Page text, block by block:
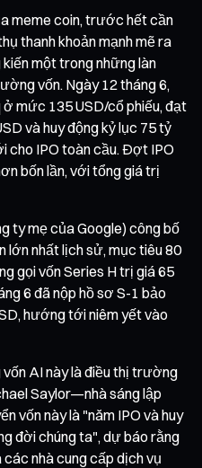
meme coin, trước hết cần
thanh khoản mạnh mẽ ra
một trong những làn
vốn. Ngày 12 tháng 6,
mức 135 USD/cổ phiếu, đạt
và huy động kỷ lục 75 tỷ
cho IPO toàn cầu. Đợt IPO
bốn lần, với tổng giá trị
ty mẹ của Google) công bố
lớn nhất lịch sử, mục tiêu 80
gọi vốn Series H trị giá 65
6 đã nộp hồ sơ S-1 bảo
hướng tới niêm yết vào
vốn AI này là điều thị trường
Saylor—nhà sáng lập
vốn này là "năm IPO và huy
đời chúng ta", dự báo rằng
các nhà cung cấp dịch vụ